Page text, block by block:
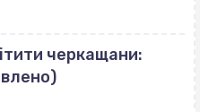
черкащани: